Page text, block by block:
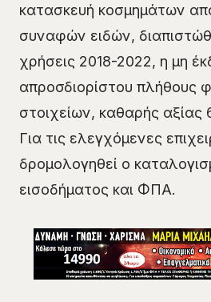
κατασκευή κοσμημάτων
συναφών ειδών,
χρήσεις 2018-2022, η μη
απροσδιορίστου πλήθους
στοιχείων, καθαρής
Για τις ελεγχόμενες
δρομολογηθεί ο
εισοδήματος και ΦΠΑ.